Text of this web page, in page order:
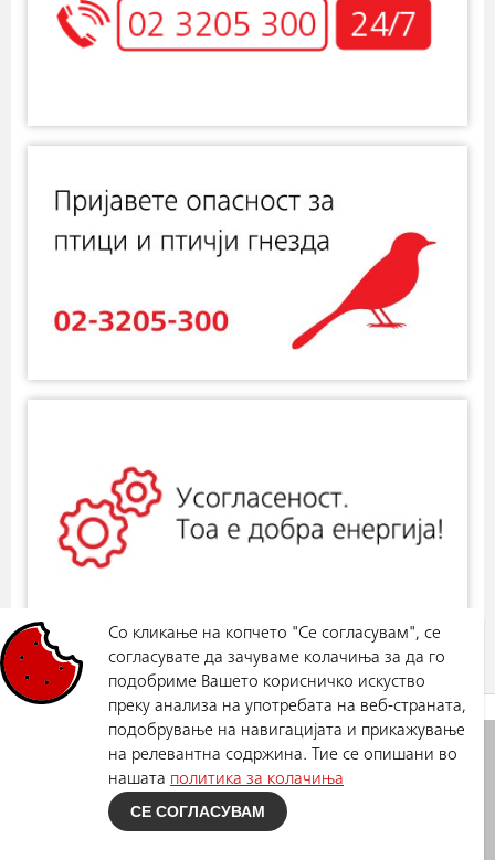
Електродистрибуција ДООЕЛ
Ул. Лазар Личеноски бр.11,
Политика за приватност
Со кликање на копчето "Се согласувам", се
согласувате да зачуваме колачиња за да го
подобриме Вашето корисничко искуство
преку анализа на употребата на веб-страната,
подобрување на навигацијата и прикажување
на релевантна содржина. Тие се опишани во
нашата политика за колачиња
СЕ СОГЛАСУВАМ